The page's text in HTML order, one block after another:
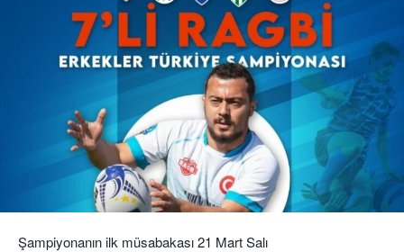
Şampiyonanın ilk müsabakası 21 Mart Salı